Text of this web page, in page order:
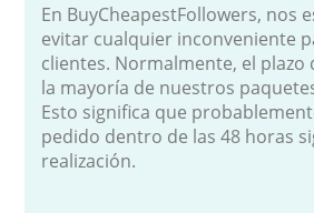
En BuyCheapestFollowers, nos
evitar cualquier inconveniente
clientes. Normalmente, el plazo
la mayoría de nuestros
Esto significa que
pedido dentro de las 48 horas
realización.